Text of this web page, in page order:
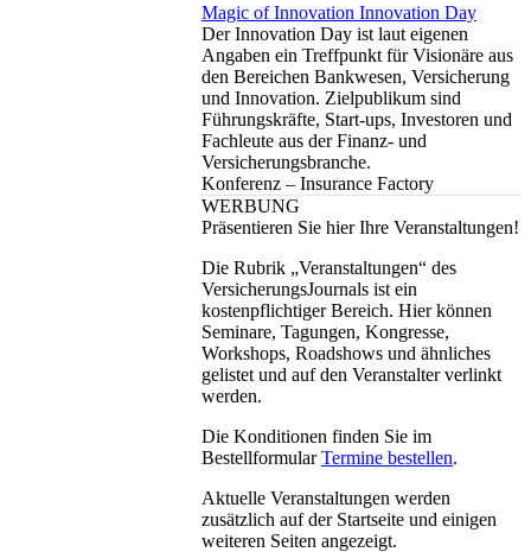
Magic of Innovation Innovation Day
Der Innovation Day ist laut eigenen
Angaben ein Treffpunkt für Visionäre aus
den Bereichen Bankwesen, Versicherung
und Innovation. Zielpublikum sind
Führungskräfte, Start-ups, Investoren und
Fachleute aus der Finanz- und
Versicherungsbranche.
Konferenz – Insurance Factory
WERBUNG
Präsentieren Sie hier Ihre Veranstaltungen!
Die Rubrik „Veranstaltungen“ des
VersicherungsJournals ist ein
kostenpflichtiger Bereich. Hier können
Seminare, Tagungen, Kongresse,
Workshops, Roadshows und ähnliches
gelistet und auf den Veranstalter verlinkt
werden.
Die Konditionen finden Sie im
BestellformularTermine bestellen.
Aktuelle Veranstaltungen werden
zusätzlich auf der Startseite und einigen
weiteren Seiten angezeigt.